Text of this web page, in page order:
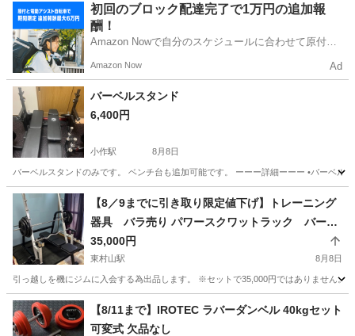
小作駅 フィットネス、トレーニング
初回のブロック配達完了で1万円の追加報
酬！
Amazon Nowで自分のスケジュールに合わせて原付や
う！
Amazon Now Ad
バーベルスタンド
6,400円
小作駅 8月8日
バーベルスタンドのみです。 ベンチ台も追加可能です。 ーーー詳細ーーー •バーベ
東京 羽村市 小作駅 フィットネス、トレーニング
【8／9までに引き取り限定値下げ】トレーニング
器具 バラ売り パワースクワットラック バーベ
ル140kg
35,000円
東村山駅 8月8日
引っ越しを機にジムに入会する為出品します。 ※セットで35,000円ではありません
東京 東村山市 東村山駅 フィットネス、トレーニング
【8/11まで】IROTEC ラバーダンベル 40kgセット
可変式 欠品なし